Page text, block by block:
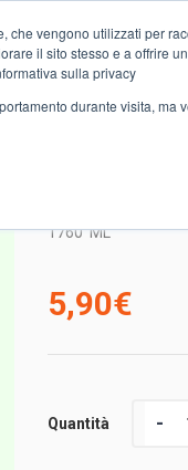
che vengono utilizzati per
il sito stesso e a offrire
sulla privacy
durante visita,
Spesa online
44LAV.
1760 ML
5,90€
Quantità